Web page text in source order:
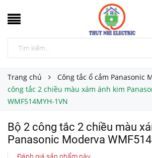
Trang chủ Công tắc ổ cắm Panasonic
công tắc 2 chiều màu xám ánh kim
WMF514MYH-1VN
Bộ 2 công tắc 2 chiều màu
Panasonic Moderva